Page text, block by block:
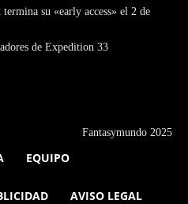
su «early access» el 2 de
de Expedition 33
Fantasymundo 2025
EQUIPO
AVISO LEGAL